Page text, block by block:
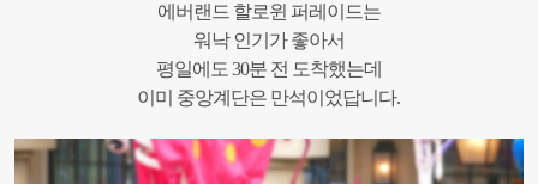
에버랜드 할로윈 퍼레이드는
워낙 인기가 좋아서
평일에도 30분 전 도착했는데
이미 중앙계단은 만석이었답니다.